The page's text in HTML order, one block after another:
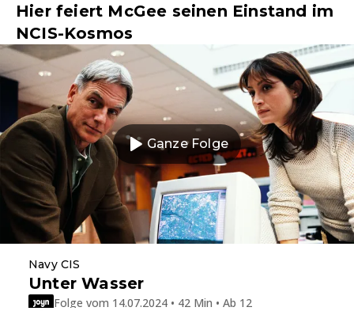
Hier feiert McGee seinen Einstand im
NCIS-Kosmos
Ganze Folge
Navy CIS
Unter Wasser
Folge vom 14.07.2024 • 42 Min • Ab 12